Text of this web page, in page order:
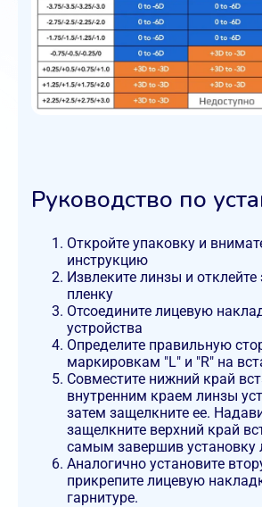
Руководство по
Откройте упаковку и
инструкцию
Извлеките линзы и
пленку
Отсоедините лицевую
устройства
Определите правильную
маркировкам "L" и "R" на
Совместите нижний край
внутренним краем линзы
затем защелкните ее.
защелкните верхний край
самым завершив установку
Аналогично установите
прикрепите лицевую
гарнитуре.